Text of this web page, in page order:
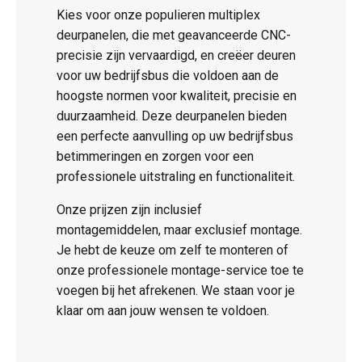
Kies voor onze populieren multiplex
deurpanelen, die met geavanceerde CNC-
precisie zijn vervaardigd, en creëer deuren
voor uw bedrijfsbus die voldoen aan de
hoogste normen voor kwaliteit, precisie en
duurzaamheid. Deze deurpanelen bieden
een perfecte aanvulling op uw bedrijfsbus
betimmeringen en zorgen voor een
professionele uitstraling en functionaliteit.
Onze prijzen zijn inclusief
montagemiddelen, maar exclusief montage.
Je hebt de keuze om zelf te monteren of
onze professionele montage-service toe te
voegen bij het afrekenen. We staan voor je
klaar om aan jouw wensen te voldoen.